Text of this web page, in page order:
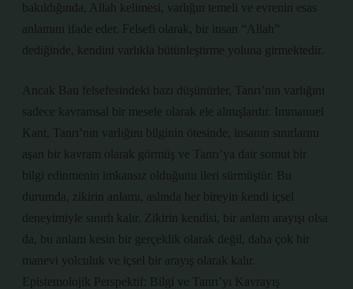
bakıldığında, Allah kelimesi, varlığın temeli ve evrenin esas
anlamını ifade eder. Felsefi olarak, bir insan “Allah”
dediğinde, kendini varlıkla bütünleştirme yoluna girmektedir.
Ancak Batı felsefesindeki bazı düşünürler, Tanrı’nın varlığını
sadece kavramsal bir mesele olarak ele almışlardır. Immanuel
Kant, Tanrı’nın varlığını bilginin ötesinde, insanın sınırlarını
aşan bir kavram olarak görmüş ve Tanrı’ya dair somut bir
bilgi edinmenin imkansız olduğunu ileri sürmüştür. Bu
durumda, zikirin anlamı, aslında her bireyin kendi içsel
deneyimiyle sınırlı kalır. Zikirin kendisi, bir anlam arayışı olsa
da, bu anlam kesin bir gerçeklik olarak değil, daha çok bir
manevi yolculuk ve içsel bir arayış olarak kalır.
Epistemolojik Perspektif: Bilgi ve Tanrı’yı Kavrayış